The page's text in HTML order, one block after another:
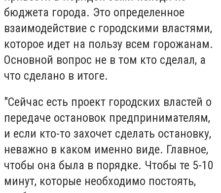
бюджета города. Это определенное
взаимодействие с городскими властями,
которое идет на пользу всем горожанам.
Основной вопрос не в том кто сделал, а
что сделано в итоге.
"Сейчас есть проект городских властей о
передаче остановок предпринимателям,
и если кто-то захочет сделать остановку,
неважно в каком именно виде. Главное,
чтобы она была в порядке. Чтобы те 5-10
минут, которые необходимо постоять,